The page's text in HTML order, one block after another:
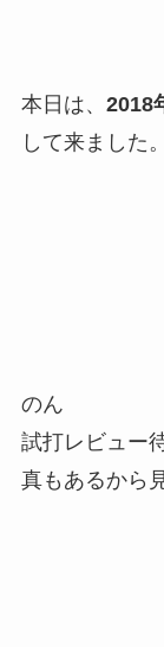
本日は、 2018
して来ました。
のん
試打レビュー
真もあるから